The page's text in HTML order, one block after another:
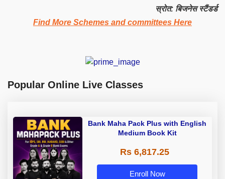
स्रोत: बिजनेस स्टैंडर्ड
Find More Schemes and committees Here
Popular Online Live Classes
Bank Maha Pack Plus with English
Medium Book Kit
Rs 6,817.25
Enroll Now